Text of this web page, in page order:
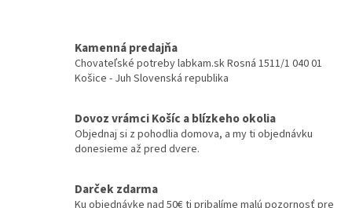
Kamenná predajňa
Chovateľské potreby labkam.sk Rosná 1511/1 040 01
Košice - Juh Slovenská republika
Dovoz vrámci Košíc a blízkeho okolia
Objednaj si z pohodlia domova, a my ti objednávku
donesieme až pred dvere.
Darček zdarma